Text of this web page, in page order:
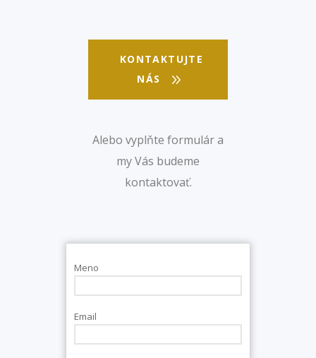
KONTAKTUJTE
NÁS
Alebo vyplňte formulár a
my Vás budeme
kontaktovať.
Meno
Email